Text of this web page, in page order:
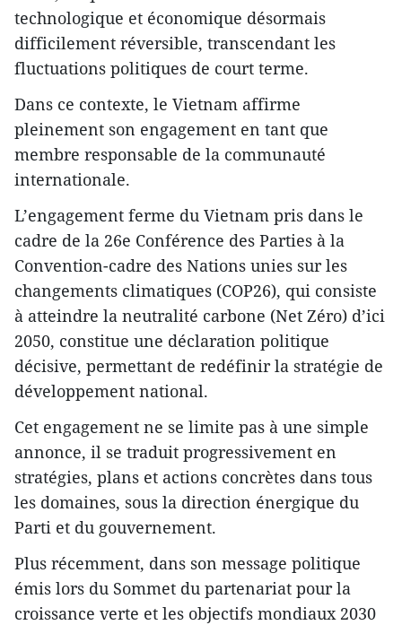
technologique et économique désormais
difficilement réversible, transcendant les
fluctuations politiques de court terme.
Dans ce contexte, le Vietnam affirme
pleinement son engagement en tant que
membre responsable de la communauté
internationale.
L’engagement ferme du Vietnam pris dans le
cadre de la 26e Conférence des Parties à la
Convention-cadre des Nations unies sur les
changements climatiques (COP26), qui consiste
à atteindre la neutralité carbone (Net Zéro) d’ici
2050, constitue une déclaration politique
décisive, permettant de redéfinir la stratégie de
développement national.
Cet engagement ne se limite pas à une simple
annonce, il se traduit progressivement en
stratégies, plans et actions concrètes dans tous
les domaines, sous la direction énergique du
Parti et du gouvernement.
Plus récemment, dans son message politique
émis lors du Sommet du partenariat pour la
croissance verte et les objectifs mondiaux 2030